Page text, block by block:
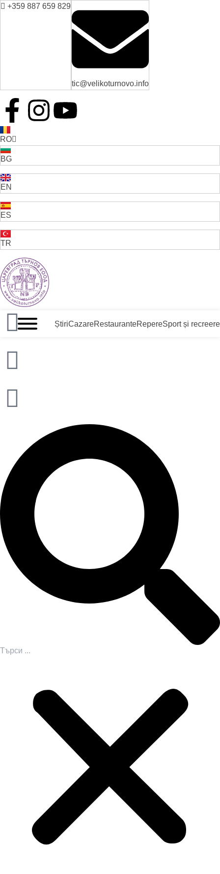
+359 887 659 829
tic@velikoturnovo.info
RO
BG
EN
ES
TR
VELIKO TARNOVO - CAPITALA MEDIEVALĂ A BULGARII
ȘtiriCazareRestauranteRepereSport și recreere